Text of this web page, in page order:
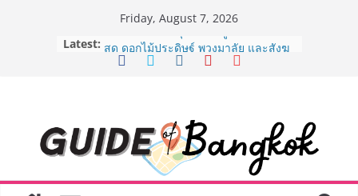
Friday, August 7, 2026
Latest: “ตลาดดอกไม้สี่มุมเมือง” ศูนย์รวมดอกไม้
สด ดอกไม้ประดิษฐ์ พวงมาลัย และสังฆ
ครั้งแรกของไทย ส่งอุปกรณ์วิทยาศาสตร์
“CE-7 MATCH” ฝีมือคนไทย ร่วมภารกิจ
สำรวจดวงจันทร์ 24 สิงหาคมนี้
8.8 “ซูเลียน” รวมพลังนักธุรกิจทั่ว
ประเทศ จัดประชุมใหญ่แห่งปี พบ CEO